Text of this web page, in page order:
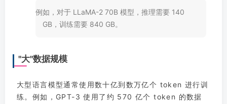
例如，对于 LLaMA-2 70B 模型，推理需要 140
GB，训练需要 840 GB。
"大"数据规模
大型语言模型通常使用数十亿到数万亿个 token 进行训
练。例如，GPT-3 使用了约 570 亿个 token 的数据